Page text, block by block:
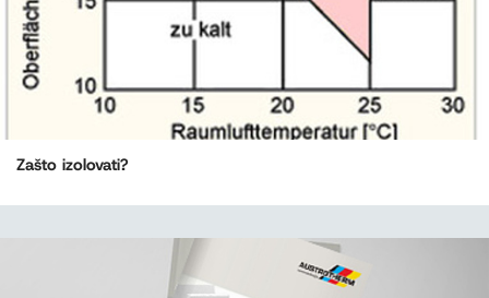
Zašto izolovati?